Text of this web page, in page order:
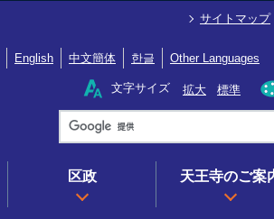
サイトマップ
English 中文簡体 한글 Other Languages
文字サイズ 拡大 標準
区政 天王寺のご案